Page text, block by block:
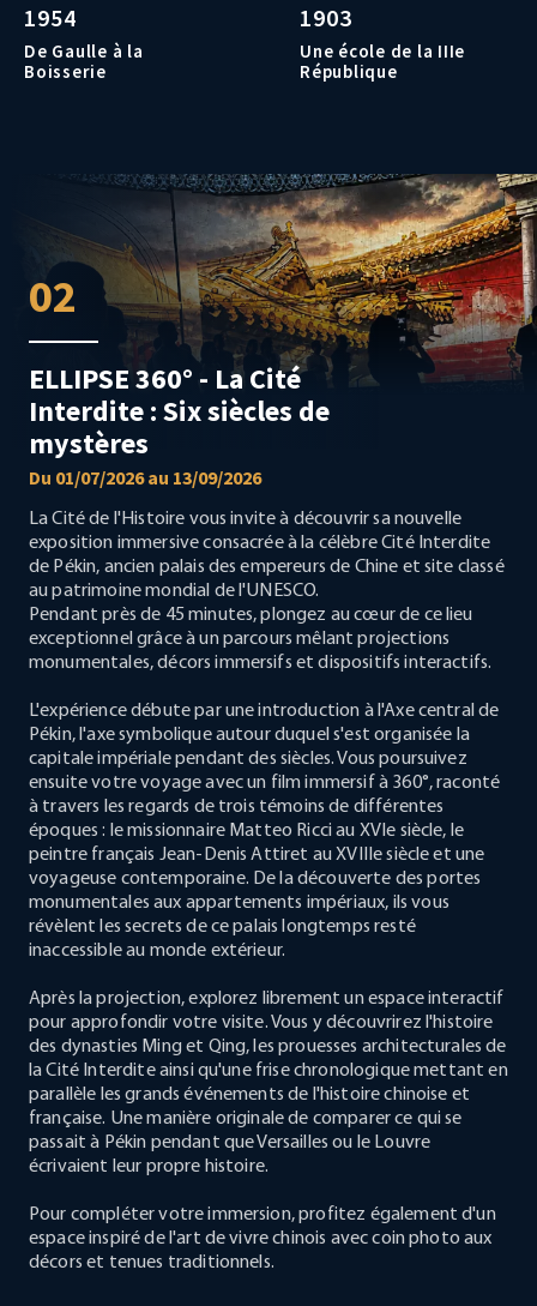
1954
De Gaulle à la
Boisserie
1903
Une école de la IIIe
République
02
ELLIPSE 360° - La Cité
Interdite : Six siècles de
mystères
Du 01/07/2026 au 13/09/2026
La Cité de l'Histoire vous invite à découvrir sa nouvelle
exposition immersive consacrée à la célèbre Cité Interdite
de Pékin, ancien palais des empereurs de Chine et site classé
au patrimoine mondial de l'UNESCO.
Pendant près de 45 minutes, plongez au cœur de ce lieu
exceptionnel grâce à un parcours mêlant projections
monumentales, décors immersifs et dispositifs interactifs.
L'expérience débute par une introduction à l'Axe central de
Pékin, l'axe symbolique autour duquel s'est organisée la
capitale impériale pendant des siècles. Vous poursuivez
ensuite votre voyage avec un film immersif à 360°, raconté
à travers les regards de trois témoins de différentes
époques : le missionnaire Matteo Ricci au XVIe siècle, le
peintre français Jean-Denis Attiret au XVIIIe siècle et une
voyageuse contemporaine. De la découverte des portes
monumentales aux appartements impériaux, ils vous
révèlent les secrets de ce palais longtemps resté
inaccessible au monde extérieur.
Après la projection, explorez librement un espace interactif
pour approfondir votre visite. Vous y découvrirez l'histoire
des dynasties Ming et Qing, les prouesses architecturales de
la Cité Interdite ainsi qu'une frise chronologique mettant en
parallèle les grands événements de l'histoire chinoise et
française. Une manière originale de comparer ce qui se
passait à Pékin pendant que Versailles ou le Louvre
écrivaient leur propre histoire.
Pour compléter votre immersion, profitez également d'un
espace inspiré de l'art de vivre chinois avec coin photo aux
décors et tenues traditionnels.